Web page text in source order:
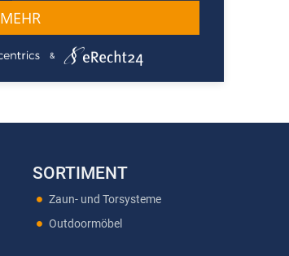
SORTIMENT
Zaun- und Torsysteme
Outdoormöbel
MEHR
&